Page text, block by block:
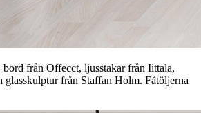
från Offecct, ljusstakar från Iittala,
glasskulptur från Staffan Holm. Fåtöljerna